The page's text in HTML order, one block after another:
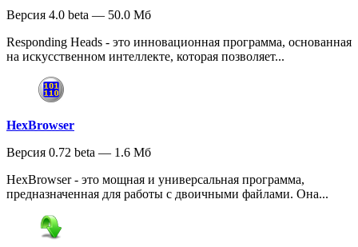
Версия 4.0 beta — 50.0 Мб
Responding Heads - это инновационная программа, основанная
на искусственном интеллекте, которая позволяет...
HexBrowser
Версия 0.72 beta — 1.6 Мб
HexBrowser - это мощная и универсальная программа,
предназначенная для работы с двоичными файлами. Она...